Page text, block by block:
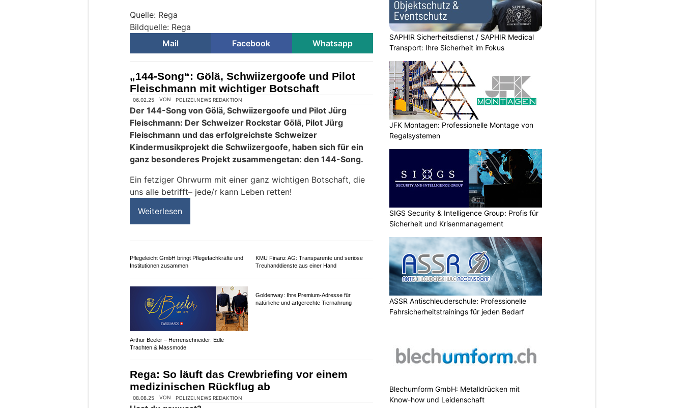
Quelle: Rega
Bildquelle: Rega
Mail
Facebook Whatsapp
„144-Song“: Gölä, Schwiizergoofe und Pilot
Fleischmann mit wichtiger Botschaft
06.02.25 VON POLIZEI.NEWS REDAKTION
Fleischmann und das erfolgreichste Schweizer
Kindermusikprojekt die Schwiizergoofe, haben sich für ein
ganz besonderes Projekt zusammengetan: den 144-Song.
SAPHIR Sicherheitsdienst / SAPHIR Medical
Transport: Ihre Sicherheit im Fokus
JFK Montagen: Professionelle Montage von
Regalsystemen
SIGS Security & Intelligence Group: Profis für
Sicherheit und Krisenmanagement
ASSR Antischleuderschule: Professionelle
Fahrsicherheitstrainings für jeden Bedarf
Blechumform GmbH: Metalldrücken mit
Know-how und Leidenschaft